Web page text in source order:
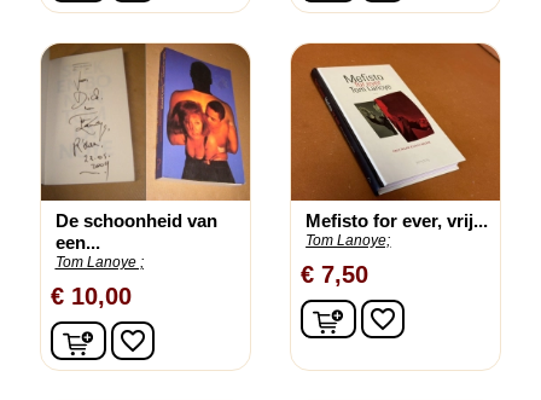
De schoonheid van
een...
Tom Lanoye ;
€ 10,00
In winkelwagen
favorite_border
Mefisto for ever, vrij...
Tom Lanoye;
€ 7,50
In winkelwagen
favorite_border